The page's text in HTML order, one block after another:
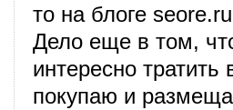
то на блоге seore.ru
Дело еще в том,
интересно
покупаю и